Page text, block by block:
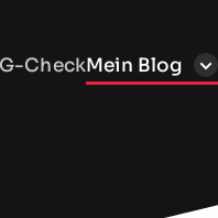
CheckMein Blog